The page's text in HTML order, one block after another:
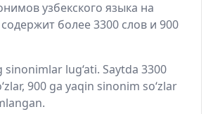
узбекского языка на
более 3300 слов и 900
sinonimlar lug‘ati. Saytda 3300
900 ga yaqin sinonim so‘zlar